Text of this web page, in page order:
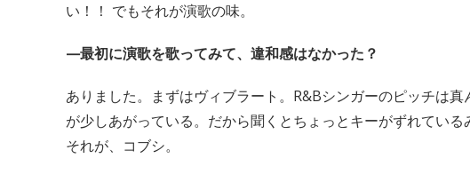
い！！ でもそれが演歌の味。
—最初に演歌を歌ってみて、違和感はなかった？
ありました。まずはヴィブラート。R&Bシンガーのピッチは
が少しあがっている。だから聞くとちょっとキーがずれている
それが、コブシ。